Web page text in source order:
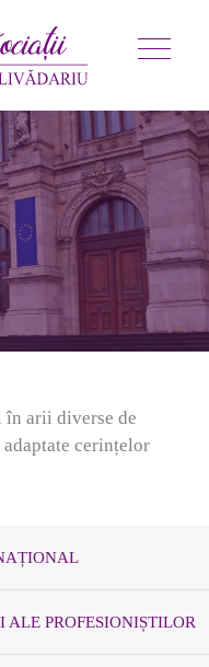
arii diverse de
cerințelor
PROFESIONIȘTILOR